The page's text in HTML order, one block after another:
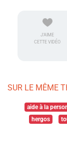
J'AIME
CETTE VIDÉO
SUR LE MÊME
aide à la
hergos